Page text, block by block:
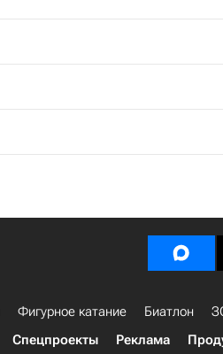
Фигурное катание Биатлон
Спецпроекты
Реклама